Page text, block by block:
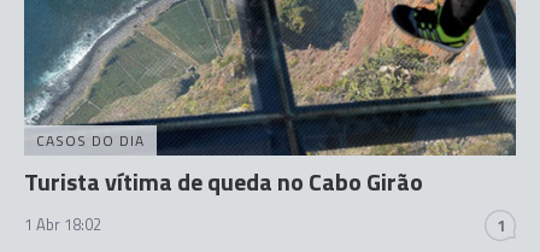
CASOS DO DIA
Turista vítima de queda no Cabo Girão
1 Abr 18:02 1